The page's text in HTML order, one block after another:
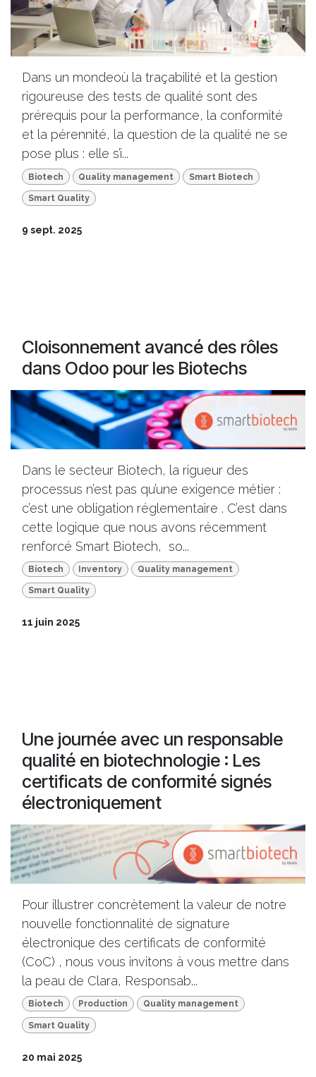
Dans un mondeoù la traçabilité et la gestion
rigoureuse des tests de qualité sont des
prérequis pour la performance, la conformité
et la pérennité, la question de la qualité ne se
pose plus : elle s’i...
Biotech Quality management Smart Biotech
Smart Quality
9 sept. 2025
Cloisonnement avancé des rôles
dans Odoo pour les Biotechs
Dans le secteur Biotech, la rigueur des
processus n’est pas qu’une exigence métier :
c’est une obligation réglementaire . C’est dans
cette logique que nous avons récemment
renforcé Smart Biotech, ​ so...
Biotech Inventory Quality management
Smart Quality
11 juin 2025
Une journée avec un responsable
qualité en biotechnologie : Les
certificats de conformité signés
électroniquement
Pour illustrer concrètement la valeur de notre
nouvelle fonctionnalité de signature
électronique des certificats de conformité
(CoC) , nous vous invitons à vous mettre dans
la peau de Clara, Responsab...
Biotech Production Quality management
Smart Quality
20 mai 2025